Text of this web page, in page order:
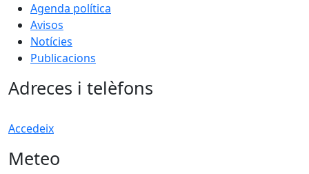
Agenda política
Avisos
Notícies
Publicacions
Adreces i telèfons
Accedeix
Meteo